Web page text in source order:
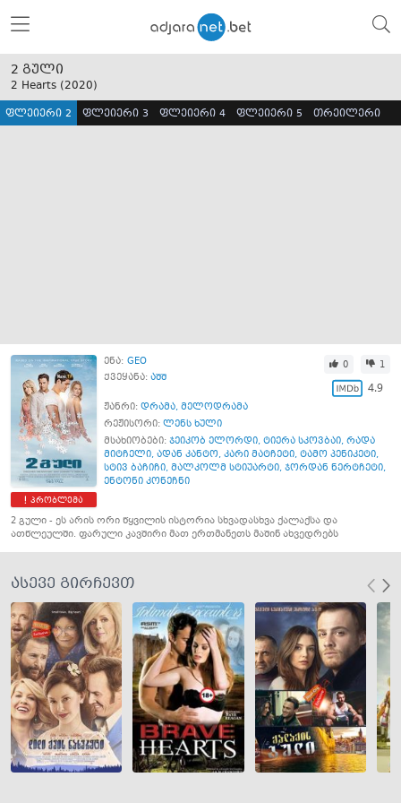
2 გული
2 Hearts (2020)
ფლეიერი 2 ფლეიერი 3 ფლეიერი 4 ფლეიერი 5 თრეილერი
პრობლემა
ენა: GEO
ქვეყანა: აშშ
0 1
4.9
ჟანრი: დრამა, მელოდრამა
რეჟისორი: ლენს ხული
მსახიობები: ჯეიკობ ელორდი, ტიერა სკოვბაი, რადა
მიტჩელი, ადან კანტო, კარი მატჩეტი, ტამო პენიკეტი,
სტივ ბაჩიჩი, მალკოლმ სტიუარტი, ჯორდან ნერტჩეტი,
ენტონი კონეჩნი
2 გული - ეს არის ორი წყვილის ისტორია სხვადასხვა ქალაქსა და
ათწლეულში. ფარული კავშირი მათ ერთმანეთს მაშინ ახვედრებს
ასევე გირჩევთ